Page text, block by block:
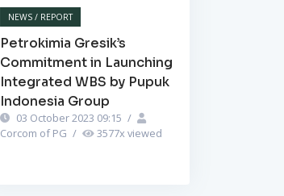
NEWS / REPORT
Petrokimia Gresik’s
Commitment in Launching
Integrated WBS by Pupuk
Indonesia Group
03 October 2023 09:15 /
Corcom of PG / 3577x viewed